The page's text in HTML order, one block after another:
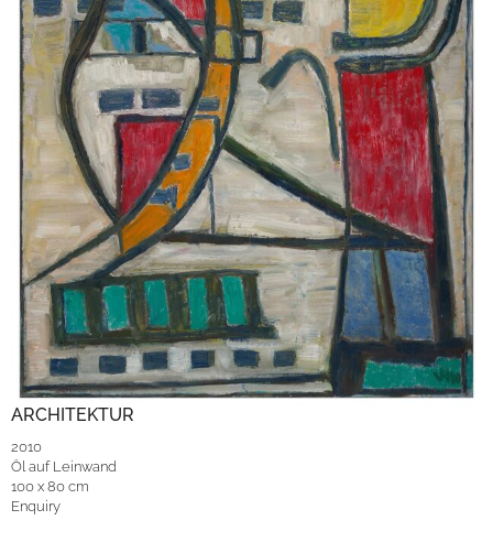
ARCHITEKTUR
2010
Öl auf Leinwand
100 x 80 cm
Enquiry